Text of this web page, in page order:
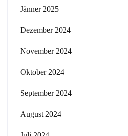
Jänner 2025
Dezember 2024
November 2024
Oktober 2024
September 2024
August 2024